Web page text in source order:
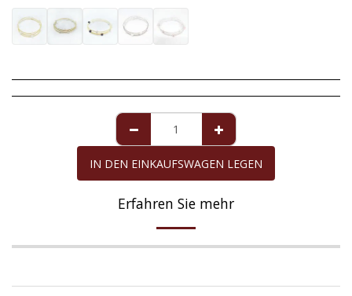
IN DEN EINKAUFSWAGEN LEGEN
Erfahren Sie mehr